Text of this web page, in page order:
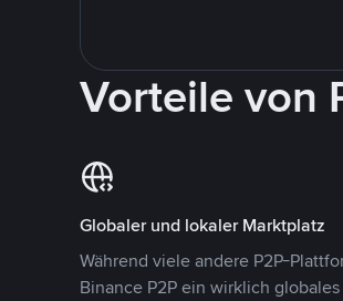
Vorteile von
Globaler und lokaler Marktplatz
Während viele andere P2P-
Binance P2P ein wirklich